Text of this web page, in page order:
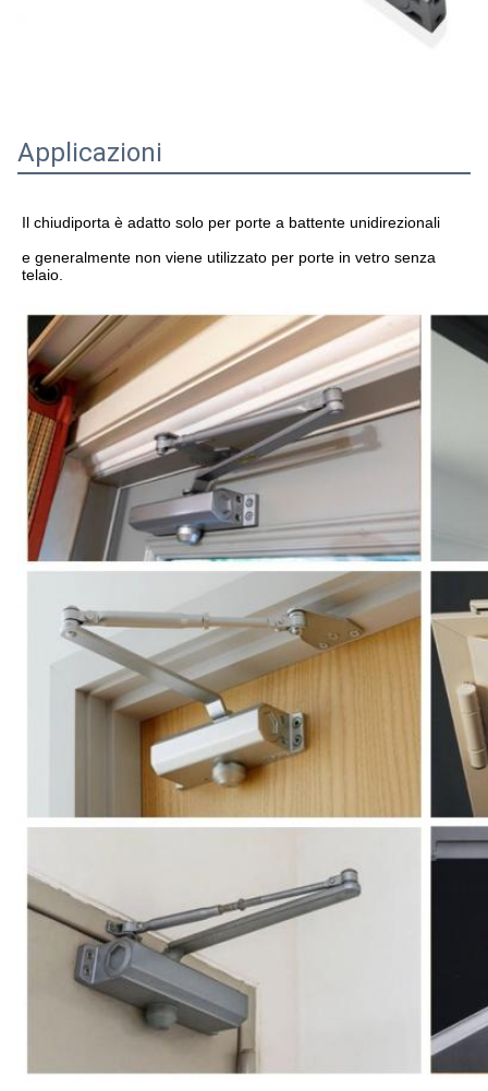
Applicazioni
Il chiudiporta è adatto solo per porte a battente unidirezionali
e generalmente non viene utilizzato per porte in vetro senza
telaio.